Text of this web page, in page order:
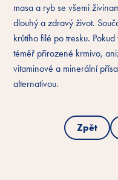
masa a ryb se všemi
dlouhý a zdravý život.
krůtího filé po tresku.
téměř přirozené krmivo,
vitaminové a minerální
alternativou.
Zpět